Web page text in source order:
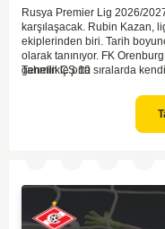
Rusya Premier Lig 2026/
karşılaşacak. Rubin Kazan,
ekiplerinden biri. Tarih
olarak tanınıyor. FK
genellikle orta sıralarda
gösteriyor. Toparlayacak
Tahmin ÇŞ 10